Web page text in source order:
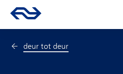
Direct naar hoofdinhoud
Hoofdnavigatie
Ga naar de homepage van ns.nl
deur tot deur